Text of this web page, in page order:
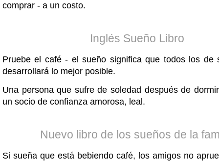
comprar - a un costo.
Inglés Sueño Libro
Pruebe el café - el sueño significa que todos los de
desarrollará lo mejor posible.
Una persona que sufre de soledad después de
un socio de confianza amorosa, leal.
Nuevo libro de los sueños de la
Si sueña que está bebiendo café, los amigos no